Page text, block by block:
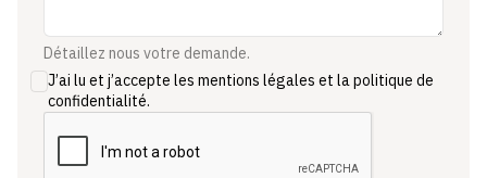
Détaillez nous votre demande.
J’ai lu et j’accepte les mentions légales et la politique de
confidentialité.